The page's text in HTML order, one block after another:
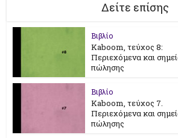
Δείτε επίσης
Βιβλίο
Kaboom, τεύχος 8:
Περιεχόμενα και
πώλησης
Βιβλίο
Kaboom, τεύχος 7.
Περιεχόμενα και
πώλησης